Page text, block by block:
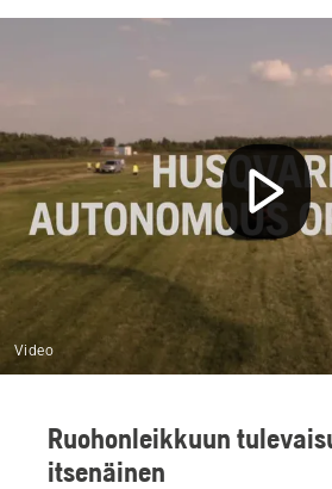
Video
Ruohonleikkuun
itsenäinen